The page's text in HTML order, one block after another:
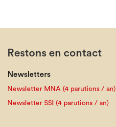
Restons en contact
Newsletters
Newsletter MNA (4 parutions / an)
Newsletter SSI (4 parutions / an)